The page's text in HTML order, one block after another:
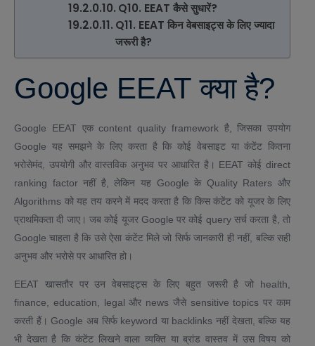
Q10. EEAT कैसे सुधारें?
Q11. EEAT किन वेबसाइट्स के लिए ज्यादा
जरूरी है?
Google EEAT क्या है?
Google EEAT एक content quality framework है, जिसका उपयोग
Google यह समझने के लिए करता है कि कोई वेबसाइट या कंटेंट कितना
भरोसेमंद, उपयोगी और वास्तविक अनुभव पर आधारित है। EEAT कोई direct
ranking factor नहीं है, लेकिन यह Google के Quality Raters और
Algorithms को यह तय करने में मदद करता है कि किस कंटेंट को यूजर के लिए
प्राथमिकता दी जाए। जब कोई यूजर Google पर कोई query सर्च करता है, तो
Google चाहता है कि उसे ऐसा कंटेंट मिले जो सिर्फ जानकारी ही नहीं, बल्कि सही
अनुभव और भरोसे पर आधारित हो।
EEAT खासतौर पर उन वेबसाइट्स के लिए बहुत जरूरी है जो health,
finance, education, legal और news जैसे sensitive topics पर काम
करती हैं। Google अब सिर्फ keyword या backlinks नहीं देखता, बल्कि यह
भी देखता है कि कंटेंट लिखने वाला व्यक्ति या ब्रांड वास्तव में उस विषय को